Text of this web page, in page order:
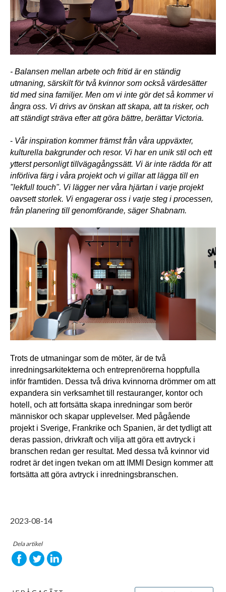
- Balansen mellan arbete och fritid är en ständig
utmaning, särskilt för två kvinnor som också värdesätter
tid med sina familjer. Men om vi inte gör det så kommer vi
ångra oss. Vi drivs av önskan att skapa, att ta risker, och
att ständigt sträva efter att göra bättre, berättar Victoria.
- Vår inspiration kommer främst från våra uppväxter,
kulturella bakgrunder och resor. Vi har en unik stil och ett
ytterst personligt tillvägagångssätt. Vi är inte rädda för att
införliva färg i våra projekt och vi gillar att lägga till en
"lekfull touch". Vi lägger ner våra hjärtan i varje projekt
oavsett storlek. Vi engagerar oss i varje steg i processen,
från planering till genomförande, säger Shabnam.
Trots de utmaningar som de möter, är de två
inredningsarkitekterna och entreprenörerna hoppfulla
inför framtiden. Dessa två driva kvinnorna drömmer om att
expandera sin verksamhet till restauranger, kontor och
hotell, och att fortsätta skapa inredningar som berör
människor och skapar upplevelser. Med pågående
projekt i Sverige, Frankrike och Spanien, är det tydligt att
deras passion, drivkraft och vilja att göra ett avtryck i
branschen redan ger resultat. Med dessa två kvinnor vid
rodret är det ingen tvekan om att IMMI Design kommer att
fortsätta att göra avtryck i inredningsbranschen.
2023-08-14
Dela artikel